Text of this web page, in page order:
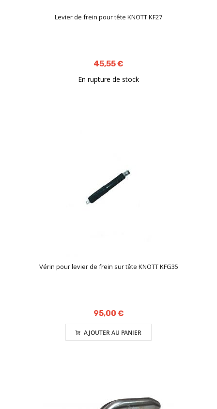
Levier de frein pour tête KNOTT KF27
45,55 €
En rupture de stock
Vérin pour levier de frein sur tête KNOTT KFG35
95,00 €
AJOUTER AU PANIER